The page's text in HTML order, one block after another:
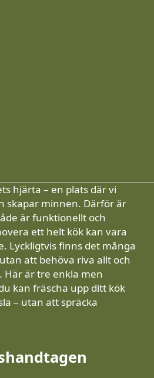
hjärta – en plats där vi
skapar minnen. Därför är
är funktionellt och
ett helt kök kan vara
Lyckligtvis finns det många
att behöva riva allt och
Här är tre enkla men
kan fräscha upp ditt kök
– utan att spräcka